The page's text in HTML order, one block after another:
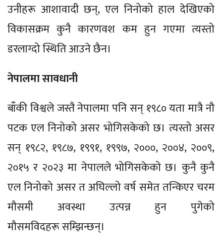
उनीहरू आशावादी छन्, एल निनोको हाल देखिएको
विकासक्रम कुनै कारणवश कम हुन गएमा त्यस्तो
डरलाग्दो स्थिति आउने छैन।
नेपालमा सावधानी
बाँकी विश्वले जस्तै नेपालमा पनि सन् १९८० यता मात्रै नौ
पटक एल निनोको असर भोगिसकेको छ। त्यस्तो असर
सन् १९८२, १९८७, १९९१, १९९७, २०००, २००४, २००९,
२०१५ र २०२३ मा नेपालले भोगिसकेको छ। कुनै कुनै
एल निनोको असर त अघिल्लो वर्ष समेत तन्किएर चरम
मौसमी अवस्था उत्पन्न हुन पुगेको
मौसमविदहरू सम्झिन्छन्।